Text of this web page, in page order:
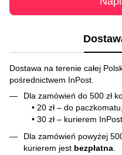
Dostawa na terenie całej
pośrednictwem InPost.
Dla zamówień do 500 zł
• 20 zł – do paczkomatu,
• 30 zł – kurierem
Dla zamówień powyżej
kurierem jest bezpłatna